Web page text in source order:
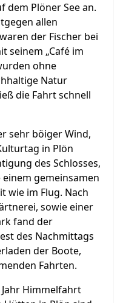
dem Plöner See an.
allen
der Fischer bei
seinem „Café im
ohne
Natur
die Fahrt schnell
sehr böiger Wind,
in Plön
des Schlosses,
gemeinsamen
wie im Flug. Nach
sowie einer
fand der
des Nachmittags
der Boote,
Fahrten.
Himmelfahrt